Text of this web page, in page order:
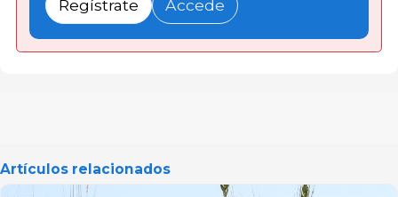
Regístrate Accede
Artículos relacionados